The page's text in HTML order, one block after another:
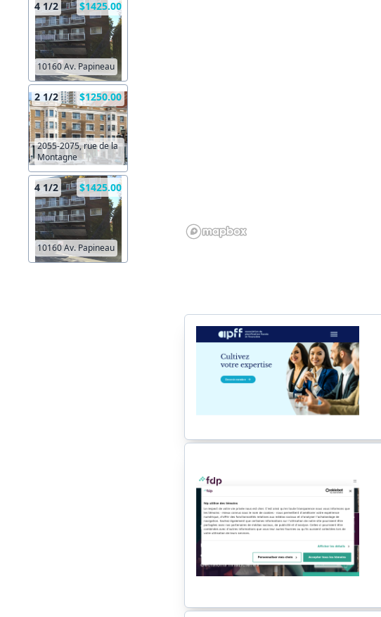
4 1/2 $1425.00
10160 Av. Papineau
2 1/2 $1250.00
2055-2075, rue de la
Montagne
4 1/2 $1425.00
10160 Av. Papineau